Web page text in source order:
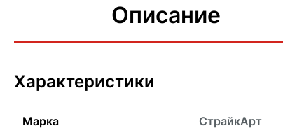
Описание
Характеристики
Марка СтрайкАрт